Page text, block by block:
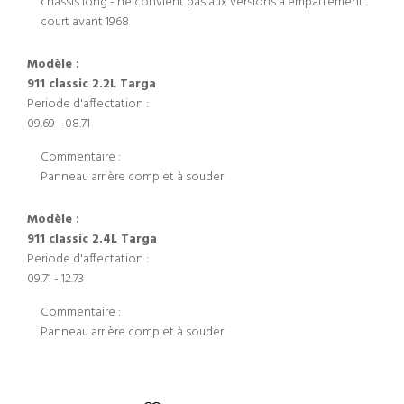
court avant 1968
Modèle :
911 classic 2.2L Targa
Periode d'affectation :
09.69 - 08.71
Commentaire :
Panneau arrière complet à souder
Modèle :
911 classic 2.4L Targa
Periode d'affectation :
09.71 - 12.73
Commentaire :
Panneau arrière complet à souder